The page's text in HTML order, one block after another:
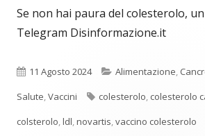
Se non hai paura del colesterolo,
Telegram Disinformazione.it
Pubblicato
11 Agosto 2024 Categorie
Alimentazione,
Salute,Vaccini Tag
colesterolo, colesterolo
colsterolo,ldl,novartis,vaccino colesterolo